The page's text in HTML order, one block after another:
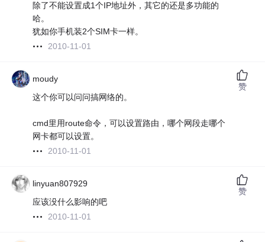
除了不能设置成1个IP地址外，其它的还是多功能的
哈。
犹如你手机装2个SIM卡一样。
2010-11-01
moudy
这个你可以问问搞网络的。
cmd里用route命令，可以设置路由，哪个网段走哪个
网卡都可以设置。
2010-11-01
赞
linyuan807929
应该没什么影响的吧
2010-11-01
赞